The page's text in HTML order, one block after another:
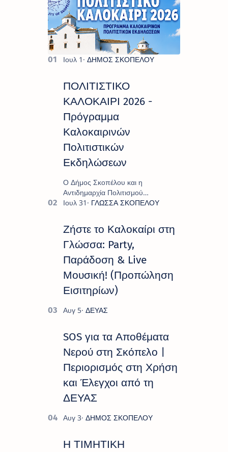
ΠΟΛΙΤΙΣΤΙΚΟ
ΚΑΛΟΚΑΙΡΙ 2026 -
Πρόγραμμα
Καλοκαιρινών
Πολιτιστικών
Εκδηλώσεων
Ο Δήμος Σκοπέλου και η
Αντιδημαρχία Πολιτισμού
παρουσιάζουν το πρόγραμμα «
πρόγραμμα εκδ…
Ζήστε το Καλοκαίρι στη
Γλώσσα: Party,
Παράδοση & Live
Μουσική! (Προπώληση
Εισιτηρίων)
SOS για τα Αποθέματα
Νερού στη Σκόπελο |
Περιορισμός στη Χρήση
και Έλεγχοι από τη
ΔΕΥΑΣ
Η ΤΙΜΗΤΙΚΗ